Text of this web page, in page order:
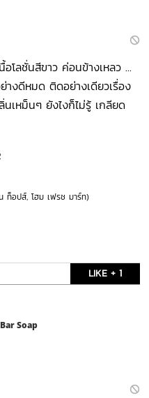
โลชั่นสีขาว ค่อนข้างเหลว ...
างดีหมด ติดอย่างเดียวเรื่อง
เหม็นๆ ยังไงก็ไม่รู้ เกลียด
ท็อปส์, โฮม เฟรช มาร์ท)
LIKE + 1
Soap